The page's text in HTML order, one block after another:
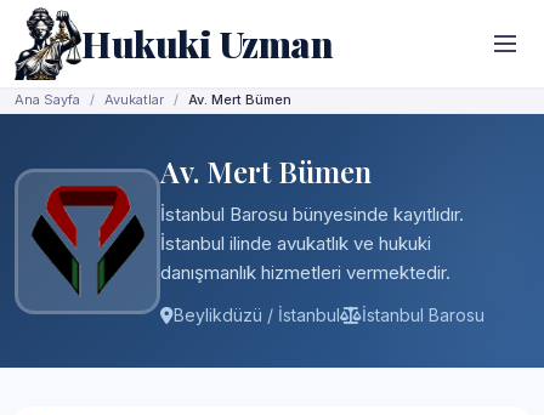
Hukuki Uzman
Ana Sayfa Avukatlar Av. Mert Bümen
Av. Mert Bümen
İstanbul Barosu bünyesinde kayıtlıdır.
İstanbul ilinde avukatlık ve hukuki
danışmanlık hizmetleri vermektedir.
Beylikdüzü / İstanbul İstanbul Barosu